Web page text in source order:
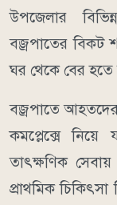
উপজেলার
বজ্রপাতের বিকট
ঘর থেকে বের হতে
বজ্রপাতে আহতদের
কমপ্লেক্সে নিয়ে
তাৎক্ষণিক
প্রাথমিক